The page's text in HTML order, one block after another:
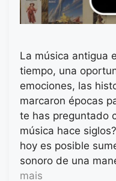
La música antigua
tiempo, una
emociones, las
marcaron épocas
te has preguntado
música hace
hoy es posible
sonoro de una
mais